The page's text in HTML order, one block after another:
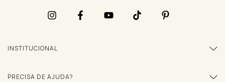
INSTITUCIONAL
PRECISA DE AJUDA?